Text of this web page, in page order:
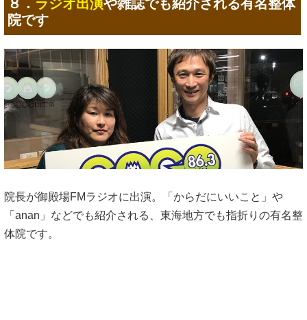
８． ラジオ出演や雑誌でも紹介される有名整体
院です
院長が御殿場FMラジオに出演。「からだにいいこと」や
「anan」などでも紹介される、東海地方でも指折りの有名整
体院です。